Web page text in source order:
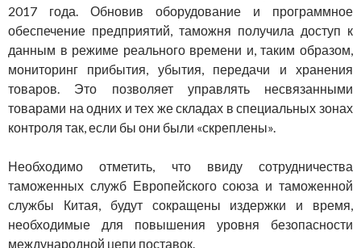
2017 года. Обновив оборудование и программное
обеспечение предприятий, таможня получила доступ к
данным в режиме реального времени и, таким образом,
мониторинг прибытия, убытия, передачи и хранения
товаров. Это позволяет управлять несвязанными
товарами на одних и тех же складах в специальных зонах
контроля так, если бы они были «скреплены».
Необходимо отметить, что ввиду сотрудничества
таможенных служб Европейского союза и таможенной
службы Китая, будут сокращены издержки и время,
необходимые для повышения уровня безопасности
международной цепи поставок.